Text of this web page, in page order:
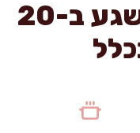
סלט כרוב מנגו משגע ב-20